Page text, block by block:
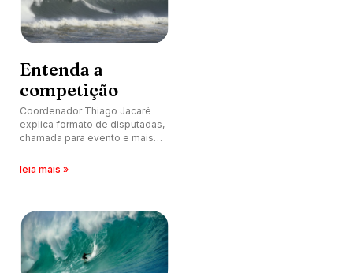
Entenda a
competição
Coordenador Thiago Jacaré
explica formato de disputadas,
chamada para evento e mais
que rola na Praia do Cardoso,
leia mais »